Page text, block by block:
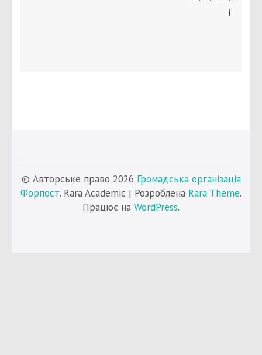
© Авторське право 2026 Громадська організація
Форпост. Rara Academic | Розроблена Rara Theme.
Працює на WordPress.